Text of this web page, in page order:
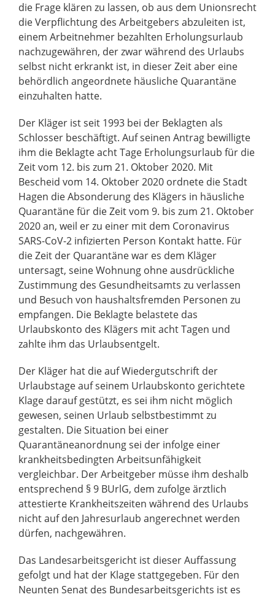
die Frage klären zu lassen, ob aus dem Unionsrecht
die Verpflichtung des Arbeitgebers abzuleiten ist,
einem Arbeitnehmer bezahlten Erholungsurlaub
nachzugewähren, der zwar während des Urlaubs
selbst nicht erkrankt ist, in dieser Zeit aber eine
behördlich angeordnete häusliche Quarantäne
einzuhalten hatte.
Der Kläger ist seit 1993 bei der Beklagten als
Schlosser beschäftigt. Auf seinen Antrag bewilligte
ihm die Beklagte acht Tage Erholungsurlaub für die
Zeit vom 12. bis zum 21. Oktober 2020. Mit
Bescheid vom 14. Oktober 2020 ordnete die Stadt
Hagen die Absonderung des Klägers in häusliche
Quarantäne für die Zeit vom 9. bis zum 21. Oktober
2020 an, weil er zu einer mit dem Coronavirus
SARS-CoV-2 infizierten Person Kontakt hatte. Für
die Zeit der Quarantäne war es dem Kläger
untersagt, seine Wohnung ohne ausdrückliche
Zustimmung des Gesundheitsamts zu verlassen
und Besuch von haushaltsfremden Personen zu
empfangen. Die Beklagte belastete das
Urlaubskonto des Klägers mit acht Tagen und
zahlte ihm das Urlaubsentgelt.
Der Kläger hat die auf Wiedergutschrift der
Urlaubstage auf seinem Urlaubskonto gerichtete
Klage darauf gestützt, es sei ihm nicht möglich
gewesen, seinen Urlaub selbstbestimmt zu
gestalten. Die Situation bei einer
Quarantäneanordnung sei der infolge einer
krankheitsbedingten Arbeitsunfähigkeit
vergleichbar. Der Arbeitgeber müsse ihm deshalb
entsprechend § 9 BUrlG, dem zufolge ärztlich
attestierte Krankheitszeiten während des Urlaubs
nicht auf den Jahresurlaub angerechnet werden
dürfen, nachgewähren.
Das Landesarbeitsgericht ist dieser Auffassung
gefolgt und hat der Klage stattgegeben. Für den
Neunten Senat des Bundesarbeitsgerichts ist es